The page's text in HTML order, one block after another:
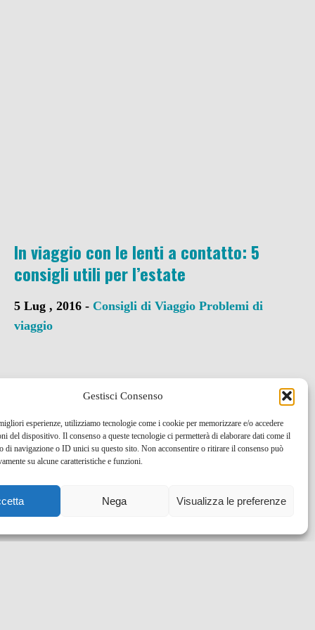
Gestisci Consenso
esperienze, utilizziamo tecnologie come i cookie per memorizzare e/o accedere
del dispositivo. Il consenso a queste tecnologie ci permetterà di elaborare dati come il
di navigazione o ID unici su questo sito. Non acconsentire o ritirare il consenso può
su alcune caratteristiche e funzioni.
Nega Visualizza le preferenze
In viaggio con le lenti a contatto: 5
consigli utili per l’estate
5 Lug , 2016 - Consigli di Viaggio Problemi di
viaggio